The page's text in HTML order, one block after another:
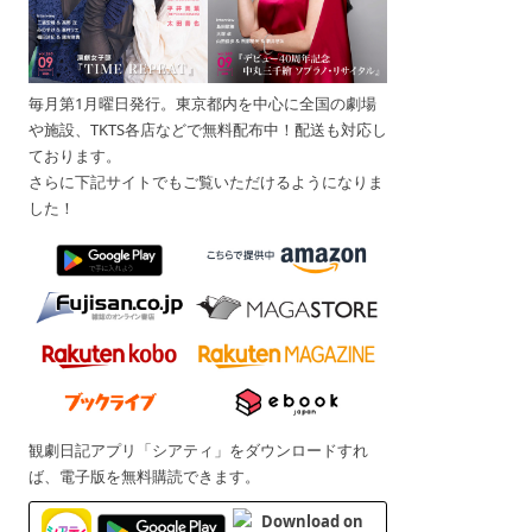
毎月第1月曜日発行。東京都内を中心に全国の劇場
や施設、TKTS各店などで無料配布中！配送も対応し
ております。
さらに下記サイトでもご覧いただけるようになりま
した！
観劇日記アプリ「シアティ」をダウンロードすれ
ば、電子版を無料購読できます。